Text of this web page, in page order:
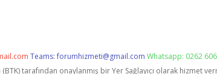
Teams:forumhizmeti@gmail.com Whatsapp: 0262
tarafından onaylanmış bir Yer Sağlayıcı olarak